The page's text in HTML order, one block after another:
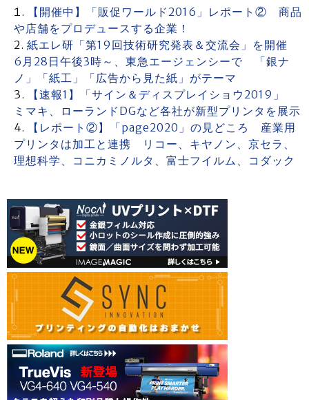
【開催中】「販促ワールド2016」レポート② 商品
や店舗をプロデュースする企業！
紙エレ研「第19回技術研究発表＆交流会」を開催
6月28日午後3時～、東急エージェンシーで 「銀ナ
ノ」「紙工」「広告から見た紙」がテーマ
【速報1】「サイン＆ディスプレイショウ2019」
ミマキ、ローランドDGなど各社が新型プリンタを展示
【レポート②】「page2020」の見どころ 産業用
プリンタは加工と連携 リコー、キヤノン、京セラ、
理想科学、コニカミノルタ、富士フイルム、コダック